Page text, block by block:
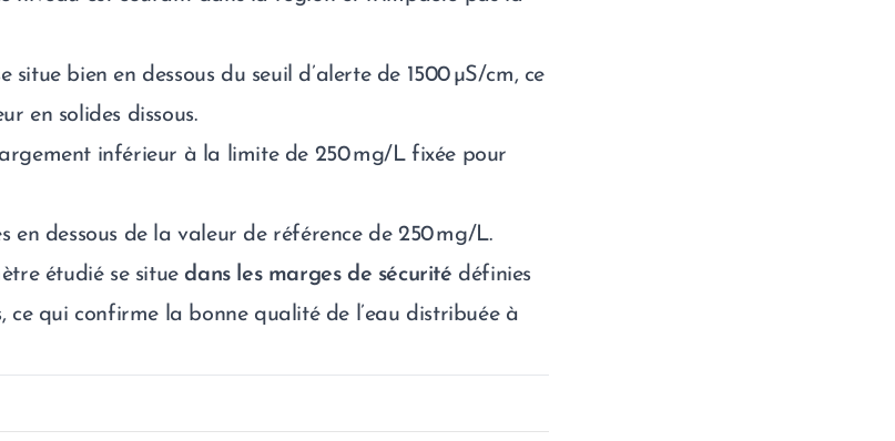
situe bien en dessous du seuil d’alerte de 1500 µS/cm, ce
en solides dissous.
inférieur à la limite de 250 mg/L fixée pour
en dessous de la valeur de référence de 250 mg/L.
étudié se situedans les marges de sécurité définies
ce qui confirme la bonne qualité de l’eau distribuée à